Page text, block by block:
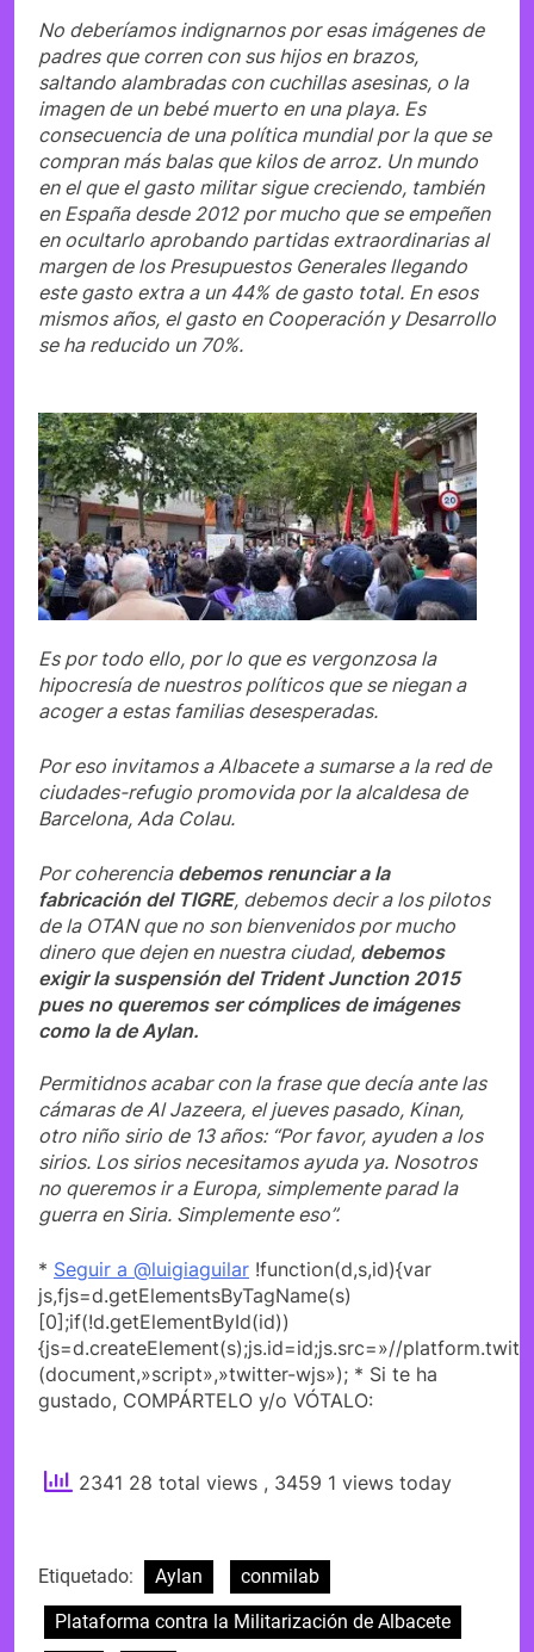
No deberíamos indignarnos por esas imágenes de
padres que corren con sus hijos en brazos,
saltando alambradas con cuchillas asesinas, o la
imagen de un bebé muerto en una playa. Es
consecuencia de una política mundial por la que se
compran más balas que kilos de arroz. Un mundo
en el que el gasto militar sigue creciendo, también
en España desde 2012 por mucho que se empeñen
en ocultarlo aprobando partidas extraordinarias al
margen de los Presupuestos Generales llegando
este gasto extra a un 44% de gasto total. En esos
mismos años, el gasto en Cooperación y Desarrollo
se ha reducido un 70%.
Es por todo ello, por lo que es vergonzosa la
hipocresía de nuestros políticos que se niegan a
acoger a estas familias desesperadas.
Por eso invitamos a Albacete a sumarse a la red de
ciudades-refugio promovida por la alcaldesa de
Barcelona, Ada Colau.
Por coherencia debemos renunciar a la
fabricación del TIGRE, debemos decir a los pilotos
de la OTAN que no son bienvenidos por mucho
dinero que dejen en nuestra ciudad, debemos
exigir la suspensión del Trident Junction 2015
pues no queremos ser cómplices de imágenes
como la de Aylan.
Permitidnos acabar con la frase que decía ante las
cámaras de Al Jazeera, el jueves pasado, Kinan,
otro niño sirio de 13 años: “Por favor, ayuden a los
sirios. Los sirios necesitamos ayuda ya. Nosotros
no queremos ir a Europa, simplemente parad la
guerra en Siria. Simplemente eso”.
* Seguir a @luigiaguilar !function(d,s,id){var
js,fjs=d.getElementsByTagName(s)
[0];if(!d.getElementById(id))
{js=d.createElement(s);js.id=id;js.src=»//
(document,»script»,»twitter-wjs»); * Si te ha
gustado, COMPÁRTELO y/o VÓTALO:
2341 28 total views , 3459 1 views today
Etiquetado: Aylan
conmilab
Plataforma contra la Militarización de Albacete